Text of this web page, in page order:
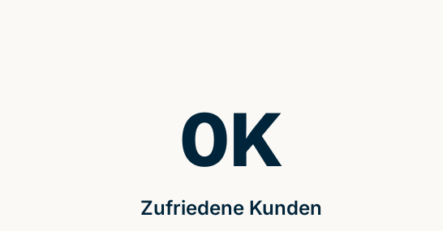
Zufriedene Kunden
0K